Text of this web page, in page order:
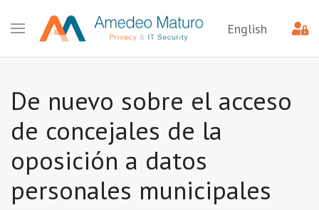
English
De nuevo sobre el acceso
de concejales de la
oposición a datos
personales municipales